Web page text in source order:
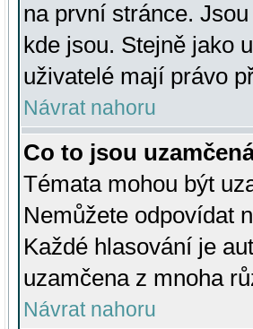
na první stránce.
kde jsou. Stejně jako
uživatelé mají právo
Návrat nahoru
Co to jsou
Témata mohou být
Nemůžete odpovídat
Každé hlasování je
uzamčena z mnoha
Návrat nahoru